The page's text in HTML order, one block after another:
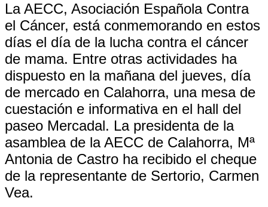
La AECC, Asociación Española Contra
el Cáncer, está conmemorando en estos
días el día de la lucha contra el cáncer
de mama. Entre otras actividades ha
dispuesto en la mañana del jueves, día
de mercado en Calahorra, una mesa de
cuestación e informativa en el hall del
paseo Mercadal. La presidenta de la
asamblea de la AECC de Calahorra, Mª
Antonia de Castro ha recibido el cheque
de la representante de Sertorio, Carmen
Vea.